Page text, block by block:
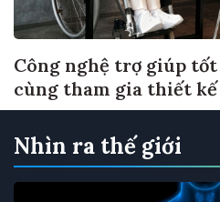
Công nghệ trợ giúp
cùng tham gia thiết kế
Nhìn ra thế giới